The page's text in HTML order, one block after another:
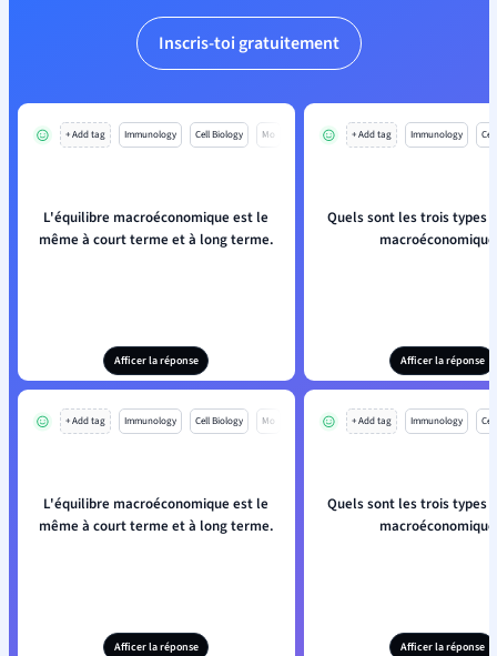
Inscris-toi gratuitement
+ Add tag Immunology Cell Biology Mo
L'équilibre macroéconomique est le
même à court terme et à long terme.
Afficer la réponse
+ Add tag Immunology
Quels sont les trois types
Afficer la réponse
+ Add tag Immunology Cell Biology Mo
L'équilibre macroéconomique est le
même à court terme et à long terme.
Afficer la réponse
+ Add tag Immunology
Quels sont les trois types
Afficer la réponse